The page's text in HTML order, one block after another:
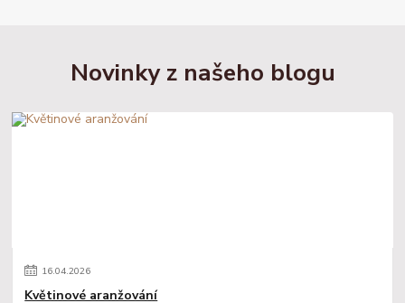
Novinky z našeho blogu
16.04.2026
Květinové aranžování